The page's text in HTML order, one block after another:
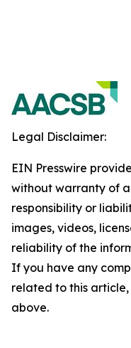
Legal Disclaimer:
EIN Presswire
without warranty of
responsibility or
images, videos,
reliability of the
If you have any
related to this
above.